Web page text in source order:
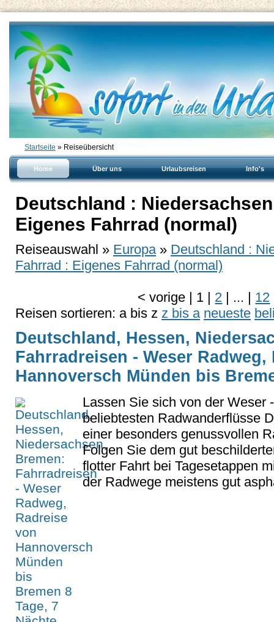
Startseite » Reiseübersicht
Home Über uns Urlaubsreisen Info's
Deutschland :
Eigenes Fahrrad (normal)
Reiseauswahl » Europa » Deutschland :
Fahrrad : Eigenes Fahrrad (normal)
<vorige | 1 | 2 | ... | 12
Reisen sortieren: a bis z z bis a neueste
Deutschland, Hessen,
Fahrradreisen - Weser Radweg,
Hannoversch Münden bis
Lassen Sie sich von der Weser
beliebtesten Radwanderflüsse
einer besonders genussvollen
Folgen Sie dem gut
flotter Fahrt bei Tagesetappen
der Radwege meistens gut